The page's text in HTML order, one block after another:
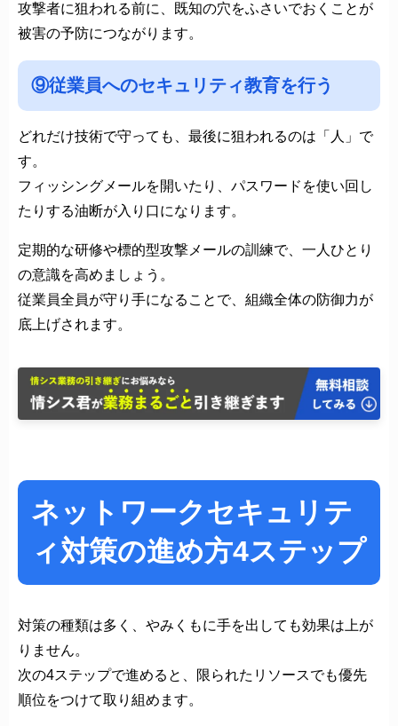
攻撃者に狙われる前に、既知の穴をふさいでおくことが
被害の予防につながります。
⑨従業員へのセキュリティ教育を行う
どれだけ技術で守っても、最後に狙われるのは「人」で
す。
フィッシングメールを開いたり、パスワードを使い回し
たりする油断が入り口になります。
定期的な研修や標的型攻撃メールの訓練で、一人ひとり
の意識を高めましょう。
従業員全員が守り手になることで、組織全体の防御力が
底上げされます。
ネットワークセキュリテ
ィ対策の進め方4ステップ
対策の種類は多く、やみくもに手を出しても効果は上が
りません。
次の4ステップで進めると、限られたリソースでも優先
順位をつけて取り組めます。